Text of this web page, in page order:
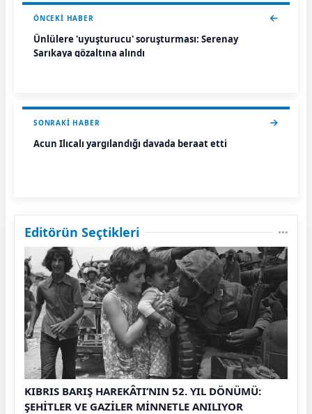
ÖNCEKI HABER
Ünlülere 'uyuşturucu' soruşturması: Serenay
Sarıkaya gözaltına alındı
SONRAKI HABER
Acun Ilıcalı yargılandığı davada beraat etti
Editörün Seçtikleri
KIBRIS BARIŞ HAREKÂTI’NIN 52. YIL DÖNÜMÜ:
ŞEHİTLER VE GAZİLER MİNNETLE ANILIYOR